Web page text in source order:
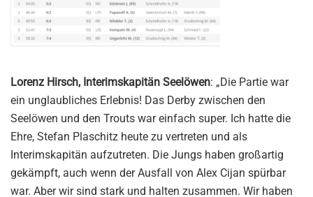
Lorenz Hirsch, Interimskapitän Seelöwen: „Die Partie war
ein unglaubliches Erlebnis! Das Derby zwischen den
Seelöwen und den Trouts war einfach super. Ich hatte die
Ehre, Stefan Plaschitz heute zu vertreten und als
Interimskapitän aufzutreten. Die Jungs haben großartig
gekämpft, auch wenn der Ausfall von Alex Cijan spürbar
war. Aber wir sind stark und halten zusammen. Wir haben